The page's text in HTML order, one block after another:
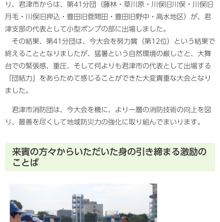
り、君津市からは、第41分団（藤林・草川原・川俣旧川俣・川俣旧
月毛・川俣旧押込・豊田旧菅間田・豊田旧野中・高水地区）が、君
津支部の代表として小型ポンプの部に出場しました。
その結果、第41分団は、今大会を努力賞（第12位）という結果で
終えることとなりましたが、猛暑という自然環境の厳しさと、大舞
台での緊張感、重圧、そして何よりも君津市の代表として出場する
「団結力」をあらためて感じることができた大変貴重な大会となり
ました。
君津市消防団は、今大会を機に、より一層の消防技術の向上を図
り、最善を尽くして地域防災力の強化に取り組んでまいります。
来賓の方々からいただいた身の引き締まる激励の
ことば